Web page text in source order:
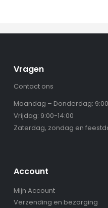
Vragen
Contact ons
Maandag – Donderdag:
Vrijdag: 9:00-14:00
Zaterdag, zondag en
Account
Mijn Account
Verzending en bezorging